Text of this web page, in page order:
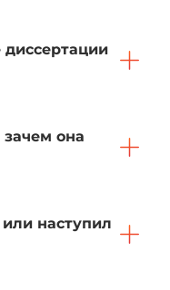
она
наступил